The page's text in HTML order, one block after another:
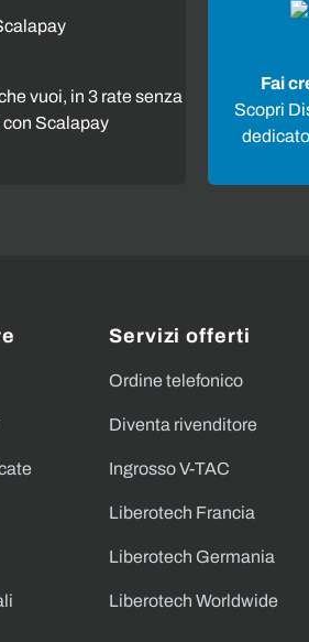
vuoi, in 3 rate senza
Scalapay
Fai
Scopri
Servizi offerti
Ordine telefonico
Diventa rivenditore
Ingrosso V-TAC
Liberotech Francia
Liberotech Germania
Liberotech Worldwide